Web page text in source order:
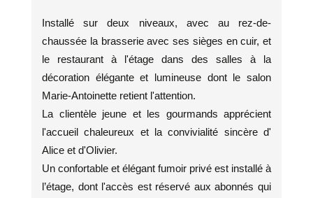
Installé sur deux niveaux, avec au rez-de-
chaussée la brasserie avec ses sièges en cuir, et
le restaurant à l'étage dans des salles à la
décoration élégante et lumineuse dont le salon
Marie-Antoinette retient l'attention.
La clientèle jeune et les gourmands apprécient
l'accueil chaleureux et la convivialité sincère d'
Alice et d'Olivier.
Un confortable et élégant fumoir privé est installé à
l’étage, dont l'accès est réservé aux abonnés qui